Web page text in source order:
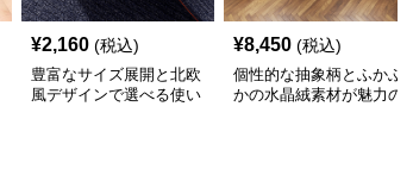
¥2,160 (税込)
豊富なサイズ展開と北欧
風デザインで選べる使い
¥8,450 (税込)
個性的な抽象柄とふかふ
かの水晶絨素材が魅力の